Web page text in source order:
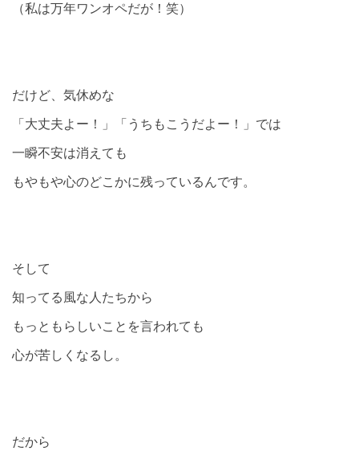
（私は万年ワンオペだが！笑）
だけど、気休めな
「大丈夫よー！」「うちもこうだよー！」では
一瞬不安は消えても
もやもや心のどこかに残っているんです。
そして
知ってる風な人たちから
もっともらしいことを言われても
心が苦しくなるし。
だから